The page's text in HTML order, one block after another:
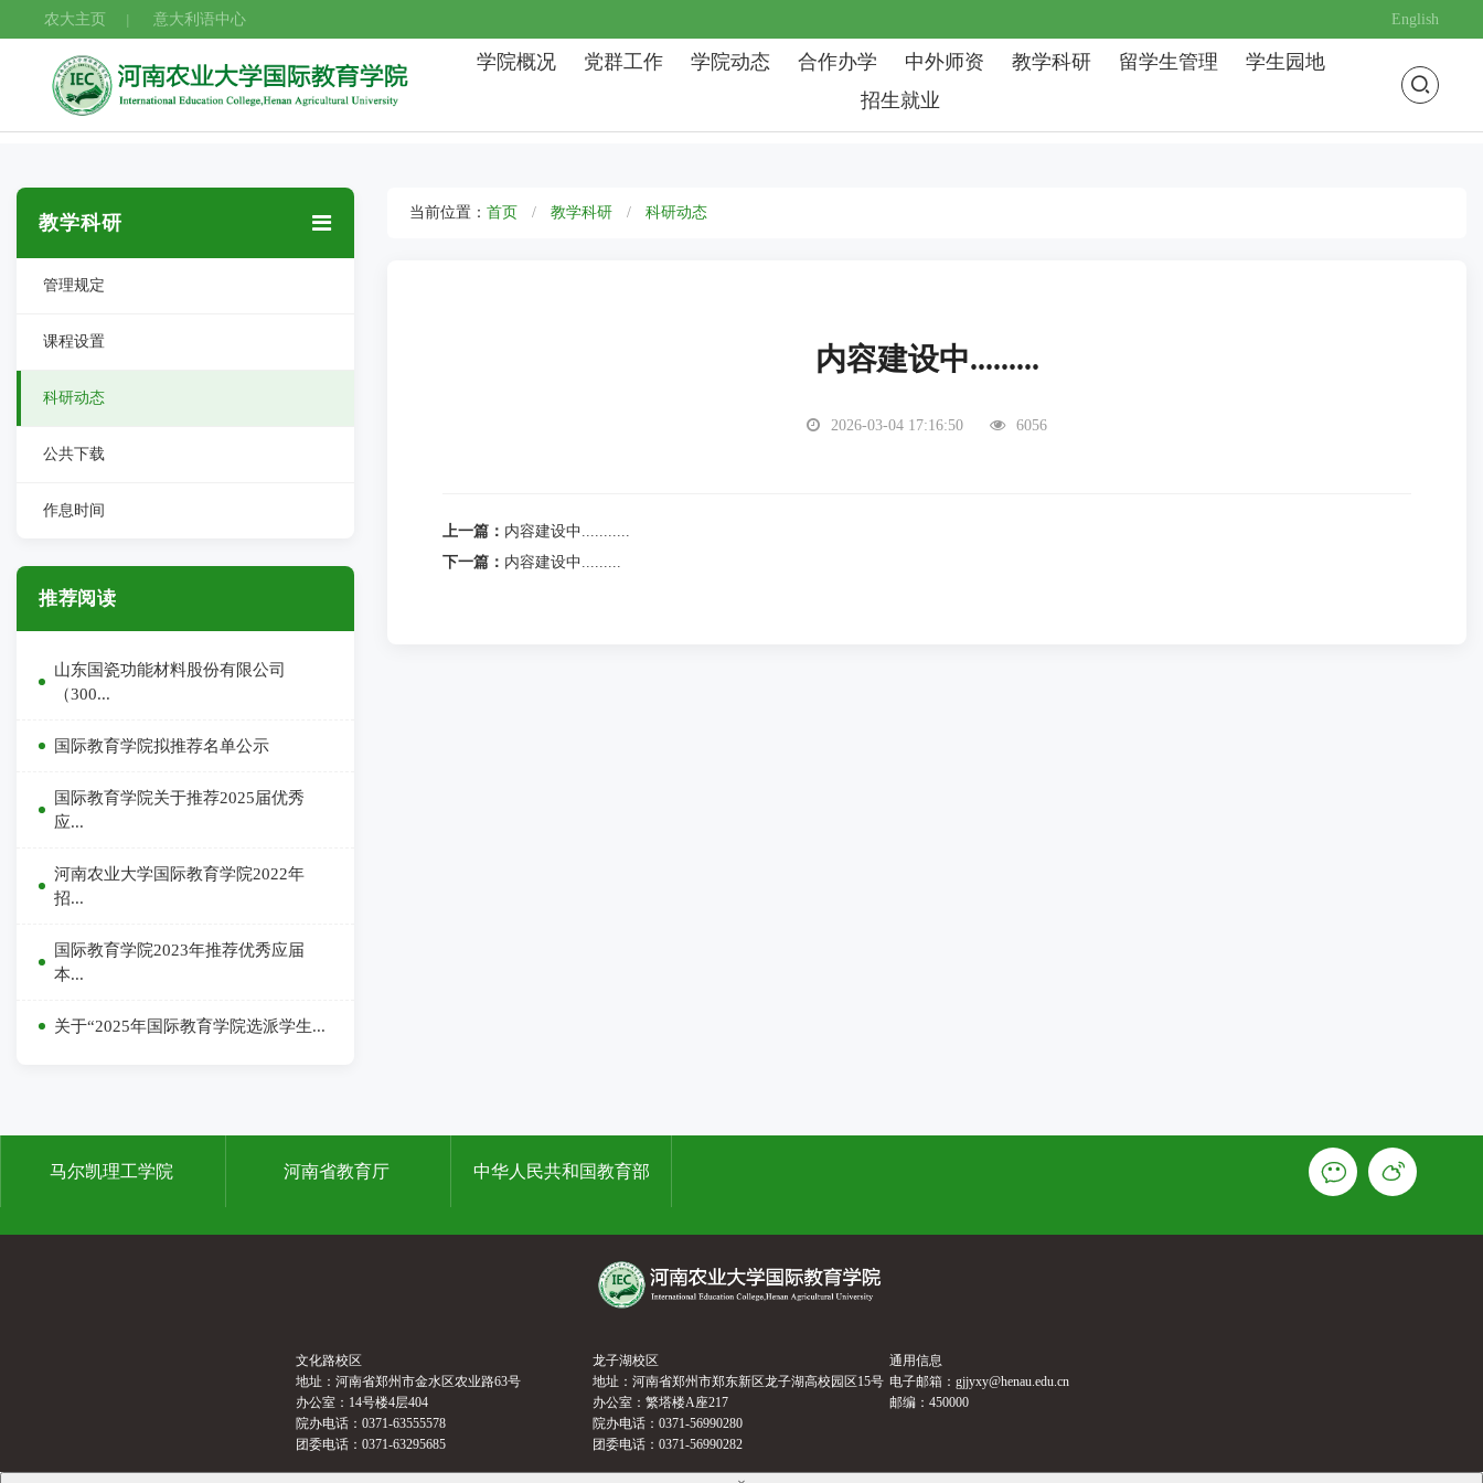
农大主页 | 意大利语中心 English
学院概况 党群工作 学院动态 合作办学 中外师资 教学科研 留学生管理
学生园地
招生就业
教学科研
管理规定
课程设置
科研动态
公共下载
作息时间
推荐阅读
山东国瓷功能材料股份有限公司
（300...
国际教育学院拟推荐名单公示
国际教育学院关于推荐2025届优秀
应...
河南农业大学国际教育学院2022年
招...
国际教育学院2023年推荐优秀应届
本...
关于“2025年国际教育学院选派学生...
当前位置： 首页 教学科研 科研动态
内容建设中.........
2026-03-04 17:16:50 6056
上一篇： 内容建设中...........
下一篇： 内容建设中.........
马尔凯理工学院 河南省教育厅 中华人民共和国教育部
文化路校区 龙子湖校区
通用信息
地址：河南省郑州市金水区农业路63号
地址：河南省郑州市郑东新区龙子湖高校园区15号 电子邮箱：gjjyxy@henau.edu.cn
办公室：14号楼4层404
办公室：繁塔楼A座217
邮编：450000
院办电话：0371-63555578
院办电话：0371-56990280
团委电话：0371-63295685
团委电话：0371-56990282